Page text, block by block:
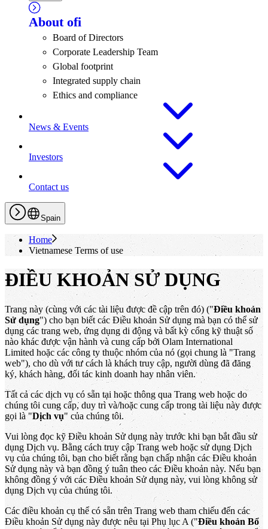
About ofi
Board of Directors
Corporate Leadership Team
Global footprint
Integrated supply chain
Ethics and compliance
News & Events
Investors
Contact us
Spain
Home
Vietnamese Terms of use
ĐIỀU KHOẢN SỬ DỤNG
Trang này (cùng với các tài liệu được đề cập trên đó) ("Điều khoản
Sử dụng") cho bạn biết các Điều khoản Sử dụng mà bạn có thể sử
dụng các trang web, ứng dụng di động và bất kỳ cổng kỹ thuật số
nào khác được vận hành và cung cấp bởi Olam International
Limited hoặc các công ty thuộc nhóm của nó (gọi chung là "Trang
web"), cho dù với tư cách là khách truy cập, người dùng đã đăng
ký, khách hàng, đối tác kinh doanh hay nhân viên.
Tất cả các dịch vụ có sẵn tại hoặc thông qua Trang web hoặc do
chúng tôi cung cấp, duy trì và/hoặc cung cấp trong tài liệu này được
gọi là "Dịch vụ" của chúng tôi.
Vui lòng đọc kỹ Điều khoản Sử dụng này trước khi bạn bắt đầu sử
dụng Dịch vụ. Bằng cách truy cập Trang web hoặc sử dụng Dịch
vụ của chúng tôi, bạn cho biết rằng bạn chấp nhận các Điều khoản
Sử dụng này và bạn đồng ý tuân theo các Điều khoản này. Nếu bạn
không đồng ý với các Điều khoản Sử dụng này, vui lòng không sử
dụng Dịch vụ của chúng tôi.
Các điều khoản cụ thể có sẵn trên Trang web tham chiếu đến các
Điều khoản Sử dụng này được nêu tại Phụ lục A ("Điều khoản Bổ